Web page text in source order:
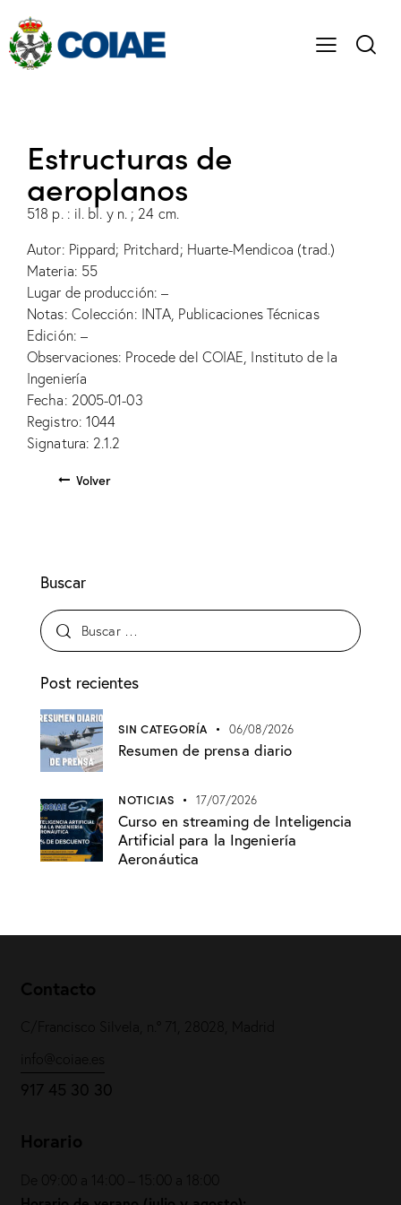
Estructuras de
aeroplanos
518 p. : il. bl. y n. ; 24 cm.
Autor: Pippard; Pritchard; Huarte-Mendicoa (trad.)
Materia: 55
Lugar de producción: –
Notas: Colección: INTA, Publicaciones Técnicas
Edición: –
Observaciones: Procede del COIAE, Instituto de la
Ingeniería
Fecha: 2005-01-03
Registro: 1044
Signatura: 2.1.2
Volver
Buscar
Post recientes
SIN CATEGORÍA 06/08/2026
Resumen de prensa diario
NOTICIAS 17/07/2026
Curso en streaming de Inteligencia
Artificial para la Ingeniería
Aeronáutica
Contacto
C/Francisco Silvela, n.º 71, 28028, Madrid
info@coiae.es
917 45 30 30
Horario
De 09:00 a 14:00 – 15:00 a 18:00